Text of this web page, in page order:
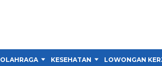
OLAHRAGA KESEHATAN LOWONGAN